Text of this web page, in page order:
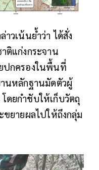
วเน้นย้ำว่า ได้สั่ง
ติแก่งกระจาน
ปกครองในพื้นที่
นหลักฐานมัดตัวผู้
ดยกำชับให้เก็บวัตถุ
ยายผลไปให้ถึงกลุ่ม